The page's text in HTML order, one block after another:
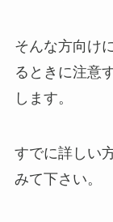
そんな方向け
るときに注意
します。
すでに詳しい
みて下さい。